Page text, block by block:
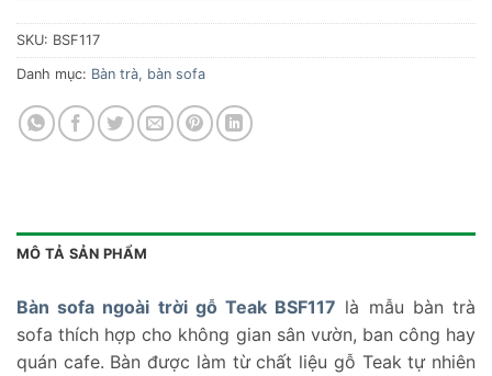
SKU: BSF117
Danh mục: Bàn trà, bàn sofa
MÔ TẢ SẢN PHẨM
Bàn sofa ngoài trời gỗ Teak BSF117 là mẫu bàn trà
sofa thích hợp cho không gian sân vườn, ban công hay
quán cafe. Bàn được làm từ chất liệu gỗ Teak tự nhiên